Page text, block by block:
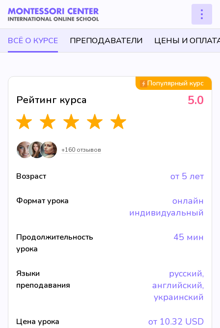
ВСЁ О КУРСЕ ПРЕПОДАВАТЕЛИ ЦЕНЫ И
Популярный курс
Рейтинг курса 5.0
+160 отзывов
Возраст от 5 лет
Формат урока
онлайн
индивидуальный
Продолжительность
урока
45 мин
Языки
преподавания
русский,
английский,
украинский
Цена урока от 10.32 USD